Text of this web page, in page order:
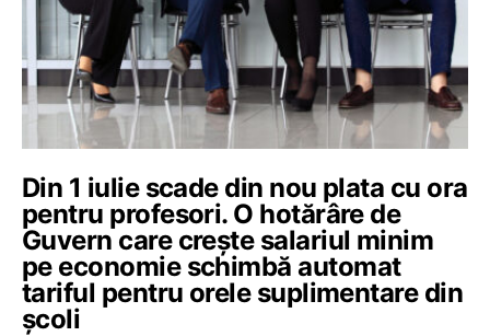
Din 1 iulie scade din nou plata cu ora
pentru profesori. O hotărâre de
Guvern care crește salariul minim
pe economie schimbă automat
tariful pentru orele suplimentare din
școli